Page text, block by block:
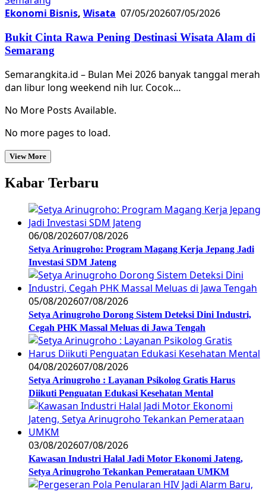
Ekonomi Bisnis, Wisata 07/05/202607/05/2026
Bukit Cinta Rawa Pening Destinasi Wisata Alam di
Semarang
Semarangkita.id – Bulan Mei 2026 banyak tanggal merah
dan libur long weekend nih lur. Cocok…
No More Posts Available.
No more pages to load.
View More
Kabar Terbaru
06/08/202607/08/2026
Setya Arinugroho: Program Magang Kerja Jepang Jadi
Investasi SDM Jateng
05/08/202607/08/2026
Setya Arinugroho Dorong Sistem Deteksi Dini Industri,
Cegah PHK Massal Meluas di Jawa Tengah
04/08/202607/08/2026
Setya Arinugroho : Layanan Psikolog Gratis Harus
Diikuti Penguatan Edukasi Kesehatan Mental
03/08/202607/08/2026
Kawasan Industri Halal Jadi Motor Ekonomi Jateng,
Setya Arinugroho Tekankan Pemerataan UMKM